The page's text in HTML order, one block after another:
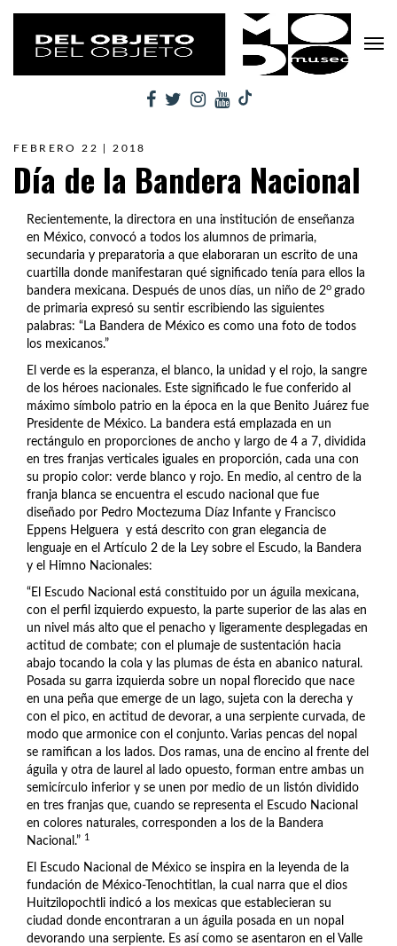
FEBRERO 22 | 2018
Día de la Bandera Nacional
Recientemente, la directora en una institución de enseñanza
en México, convocó a todos los alumnos de primaria,
secundaria y preparatoria a que elaboraran un escrito de una
cuartilla donde manifestaran qué significado tenía para ellos la
bandera mexicana. Después de unos días, un niño de 2o grado
de primaria expresó su sentir escribiendo las siguientes
palabras: “La Bandera de México es como una foto de todos
los mexicanos.”
El verde es la esperanza, el blanco, la unidad y el rojo, la sangre
de los héroes nacionales. Este significado le fue conferido al
máximo símbolo patrio en la época en la que Benito Juárez fue
Presidente de México. La bandera está emplazada en un
rectángulo en proporciones de ancho y largo de 4 a 7, dividida
en tres franjas verticales iguales en proporción, cada una con
su propio color: verde blanco y rojo. En medio, al centro de la
franja blanca se encuentra el escudo nacional que fue
diseñado por Pedro Moctezuma Díaz Infante y Francisco
Eppens Helguera y está descrito con gran elegancia de
lenguaje en el Artículo 2 de la Ley sobre el Escudo, la Bandera
y el Himno Nacionales:
“El Escudo Nacional está constituido por un águila mexicana,
con el perfil izquierdo expuesto, la parte superior de las alas en
un nivel más alto que el penacho y ligeramente desplegadas en
actitud de combate; con el plumaje de sustentación hacia
abajo tocando la cola y las plumas de ésta en abanico natural.
Posada su garra izquierda sobre un nopal florecido que nace
en una peña que emerge de un lago, sujeta con la derecha y
con el pico, en actitud de devorar, a una serpiente curvada, de
modo que armonice con el conjunto. Varias pencas del nopal
se ramifican a los lados. Dos ramas, una de encino al frente del
águila y otra de laurel al lado opuesto, forman entre ambas un
semicírculo inferior y se unen por medio de un listón dividido
en tres franjas que, cuando se representa el Escudo Nacional
en colores naturales, corresponden a los de la Bandera
Nacional.” 1
El Escudo Nacional de México se inspira en la leyenda de la
fundación de México-Tenochtitlan, la cual narra que el dios
Huitzilopochtli indicó a los mexicas que establecieran su
ciudad donde encontraran a un águila posada en un nopal
devorando una serpiente. Es así como se asentaron en el Valle